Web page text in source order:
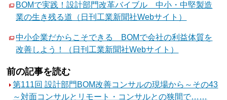
BOMで実践！設計部門改革バイブル 中小・中堅製造
業の生き残る道（日刊工業新聞社Webサイト）
中小企業だからこそできる BOMで会社の利益体質を
改善しよう！（日刊工業新聞社Webサイト）
前の記事を読む
第111回 設計部門BOM改善コンサルの現場から～その43
～対面コンサルとリモート・コンサルとの狭間で……